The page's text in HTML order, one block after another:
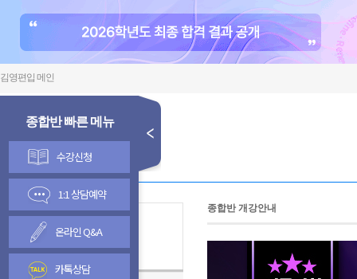
김영편입 메인
종합반 빠른 메뉴
수강신청
1:1 상담예약
온라인 Q&A
카톡상담
김영종합반
종합반 개강안내